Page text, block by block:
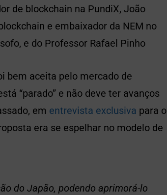
de blockchain na PundiX, João
e embaixador da NEM no
e do Professor Rafael Pinho
bem aceita pelo mercado de
“parado” e não deve ter avanços
em entrevista exclusiva para o
era se espelhar no modelo de
do Japão, podendo aprimorá-lo